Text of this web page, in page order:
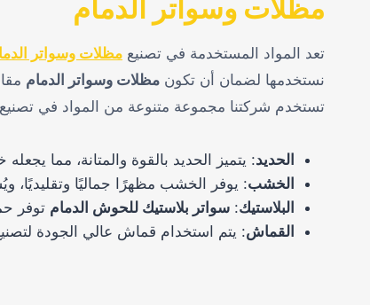
مظلات وسواتر الدمام
تعد المواد المستخدمة في تصنيع مظلات وسواتر
نستخدمها لضمان أن تكون مظلات وسواتر الدمام
تستخدم شركتنا مجموعة متنوعة من المواد في
الحديد: يتميز الحديد بالقوة والمتانة، مما
الخشب: يوفر الخشب مظهرًا جماليًا
البلاستيك: سواتر بلاستيك للحوش الدمام توفر
القماش: يتم استخدام قماش عالي الجودة